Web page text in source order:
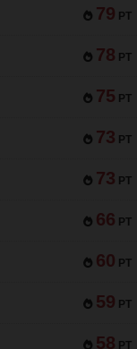
79 PT
78 PT
75 PT
73 PT
73 PT
66 PT
60 PT
59 PT
58 PT